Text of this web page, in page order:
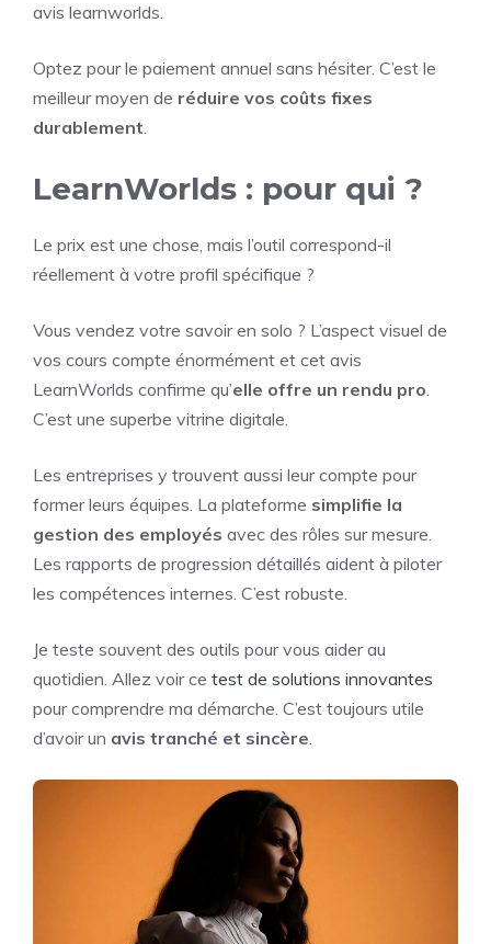
avis learnworlds.
Optez pour le paiement annuel sans hésiter. C’est le
meilleur moyen de réduire vos coûts fixes
durablement.
LearnWorlds : pour qui ?
Le prix est une chose, mais l’outil correspond-il
réellement à votre profil spécifique ?
Vous vendez votre savoir en solo ? L’aspect visuel de
vos cours compte énormément et cet avis
LearnWorlds confirme qu’elle offre un rendu pro.
C’est une superbe vitrine digitale.
Les entreprises y trouvent aussi leur compte pour
former leurs équipes. La plateforme simplifie la
gestion des employés avec des rôles sur mesure.
Les rapports de progression détaillés aident à piloter
les compétences internes. C’est robuste.
Je teste souvent des outils pour vous aider au
quotidien. Allez voir ce test de solutions innovantes
pour comprendre ma démarche. C’est toujours utile
d’avoir un avis tranché et sincère.